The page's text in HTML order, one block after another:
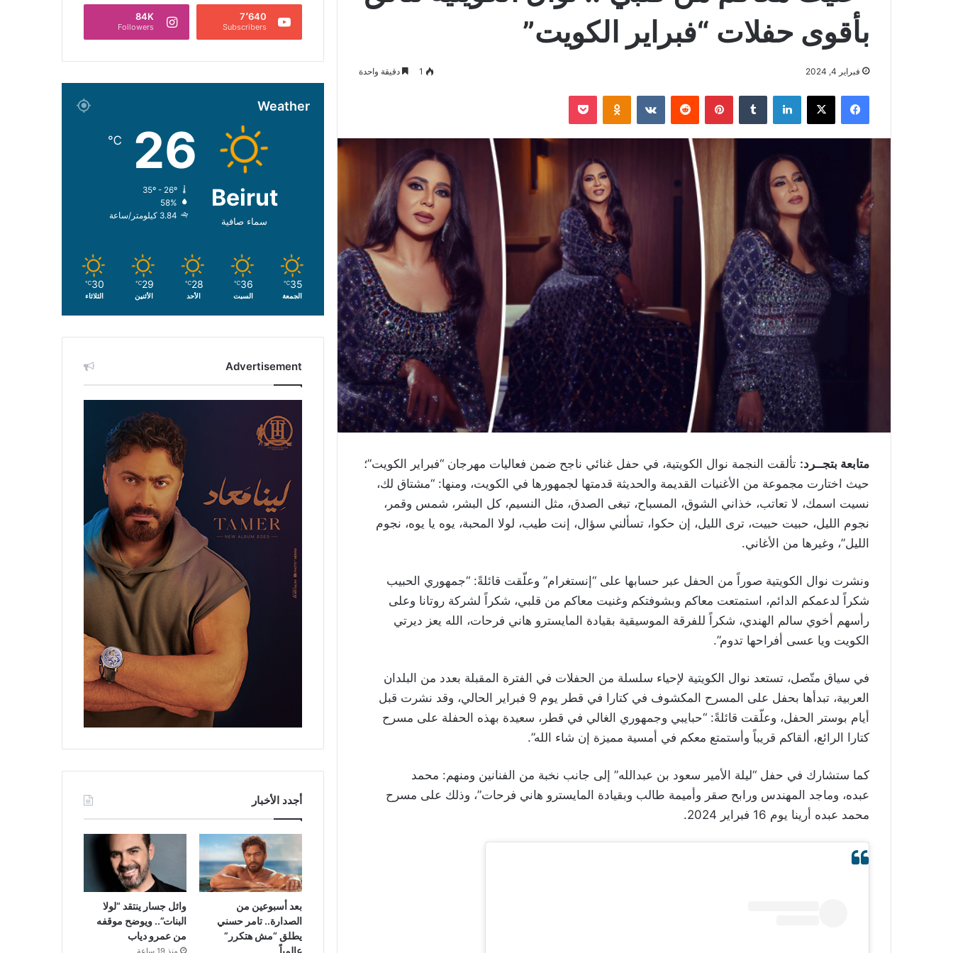
بأقوى حفلات “فبراير الكويت”
فبراير 4, 2024 1 دقيقة واحدة
فيسبوك ‫X لينكدإن بينتيريست Odnoklassniki
‫Pocket
متابعة بتجــرد: تألقت النجمة نوال الكويتية، في حفل غنائي ناجح ضمن فعاليات مهرجان “فبراير الكويت”؛
حيث اختارت مجموعة من الأغنيات القديمة والحديثة قدمتها لجمهورها في الكويت، ومنها: “مشتاق لك،
نسيت اسمك، لا تعاتب، خذاني الشوق، المسباح، تبغى الصدق، مثل النسيم، كل البشر، شمس وقمر،
نجوم الليل، حبيت حبيت، ترى الليل، إن حكوا، تسألني سؤال، إنت طيب، لولا المحبة، يوه يا يوه، نجوم
الليل”، وغيرها من الأغاني.
ونشرت نوال الكويتية صوراً من الحفل عبر حسابها على “إنستغرام” وعلّقت قائلةً: “جمهوري الحبيب
شكراً لدعمكم الدائم، استمتعت معاكم وبشوفتكم وغنيت معاكم من قلبي، شكراً لشركة روتانا وعلى
رأسهم أخوي سالم الهندي، شكراً للفرقة الموسيقية بقيادة المايسترو هاني فرحات، الله يعز ديرتي
الكويت ويا عسى أفراحها تدوم”.
في سياق متّصل، تستعد نوال الكويتية لإحياء سلسلة من الحفلات في الفترة المقبلة بعدد من البلدان
العربية، تبدأها بحفل على المسرح المكشوف في كتارا في قطر يوم 9 فبراير الحالي، وقد نشرت قبل
أيام بوستر الحفل، وعلّقت قائلةً: “حبايبي وجمهوري الغالي في قطر، سعيدة بهذه الحفلة على مسرح
كتارا الرائع، ألقاكم قريباً وأستمتع معكم في أمسية مميزة إن شاء الله”.
كما ستشارك في حفل “ليلة الأمير سعود بن عبدالله” إلى جانب نخبة من الفنانين ومنهم: محمد
عبده، وماجد المهندس ورابح صقر وأميمة طالب وبقيادة المايسترو هاني فرحات”، وذلك على مسرح
محمد عبده أرينا يوم 16 فبراير 2024.
7٬640
Subscribers
84K
Followers
Weather
Beirut
سماء صافية
26
℃
35º - 26º
58%
3.84 كيلومتر/ساعة
35
℃
الجمعة
36
℃
السبت
28
℃
الأحد
29
℃
الأثنين
30
℃
الثلاثاء
Advertisement
أجدد الأخبار
بعد أسبوعين من
الصدارة.. تامر حسني
يطلق “مش هتكرر”
عالمياً
وائل جسار ينتقد “لولا
البنات”.. ويوضح موقفه
من عمرو دياب
منذ 19 ساعة